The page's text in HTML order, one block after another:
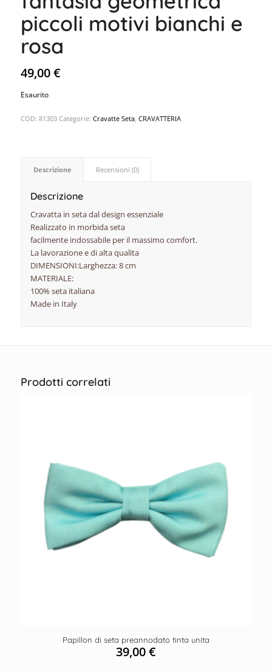
piccoli motivi bianchi e
rosa
49,00€
Esaurito
COD: 81303 Categorie: Cravatte Seta, CRAVATTERIA
Descrizione Recensioni (0)
Descrizione
Cravatta in seta dal design essenziale
Realizzato in morbida seta
facilmente indossabile per il massimo comfort.
La lavorazione e di alta qualita
DIMENSIONI:Larghezza: 8 cm
MATERIALE:
100% seta italiana
Made in Italy
Prodotti correlati
Papillon di seta preannodato tinta unita
39,00€